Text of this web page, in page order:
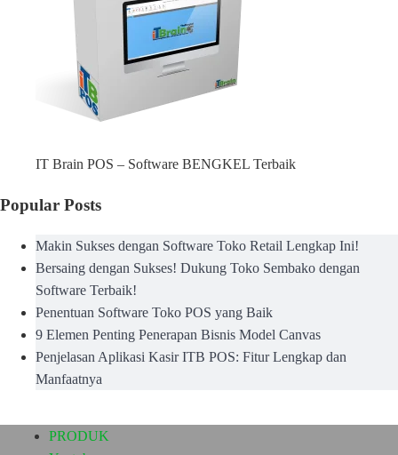
IT Brain POS – Software BENGKEL Terbaik
Popular Posts
Makin Sukses dengan Software Toko Retail Lengkap Ini!
Bersaing dengan Sukses! Dukung Toko Sembako dengan
Software Terbaik!
Penentuan Software Toko POS yang Baik
9 Elemen Penting Penerapan Bisnis Model Canvas
Penjelasan Aplikasi Kasir ITB POS: Fitur Lengkap dan
Manfaatnya
PRODUK